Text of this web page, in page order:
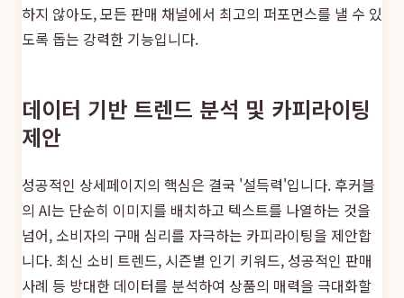
하지 않아도, 모든 판매 채널에서 최고의 퍼포먼스를 낼 수 있
도록 돕는 강력한 기능입니다.
데이터 기반 트렌드 분석 및 카피라이팅
제안
성공적인 상세페이지의 핵심은 결국 '설득력'입니다. 후커블
의 AI는 단순히 이미지를 배치하고 텍스트를 나열하는 것을
넘어, 소비자의 구매 심리를 자극하는 카피라이팅을 제안합
니다. 최신 소비 트렌드, 시즌별 인기 키워드, 성공적인 판매
사례 등 방대한 데이터를 분석하여 상품의 매력을 극대화할